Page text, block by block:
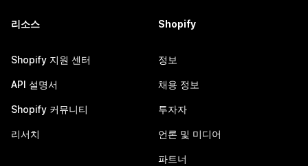
리소스
Shopify 지원 센터
API 설명서
Shopify 커뮤니티
리서치
Shopify
정보
채용 정보
투자자
언론 및 미디어
파트너